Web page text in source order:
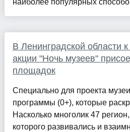
наиболее популярных
В Ленинградской области
акции "Ночь музеев"
площадок
Специально для проекта
программы (0+), которые
Насколько многолик 47
которого развивались и